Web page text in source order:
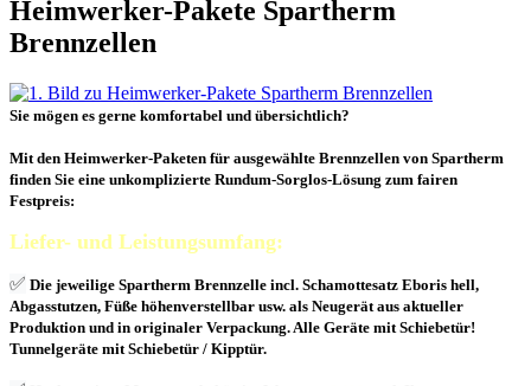
Heimwerker-Pakete Spartherm
Brennzellen
Sie mögen es gerne komfortabel und übersichtlich?
Mit den Heimwerker-Paketen für ausgewählte Brennzellen von Spartherm
finden Sie eine unkomplizierte Rundum-Sorglos-Lösung zum fairen
Festpreis:
Liefer- und Leistungsumfang:
✅ Die jeweilige Spartherm Brennzelle incl. Schamottesatz Eboris hell,
Abgasstutzen, Füße höhenverstellbar usw. als Neugerät aus aktueller
Produktion und in originaler Verpackung. Alle Geräte mit Schiebetür!
Tunnelgeräte mit Schiebetür / Kipptür.